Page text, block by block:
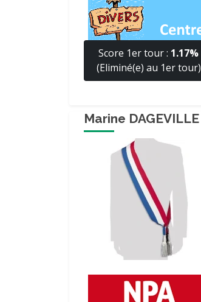
Score 1er tour : 1.17%
(Eliminé(e) au 1er tour)
Marine DAGEVILLE